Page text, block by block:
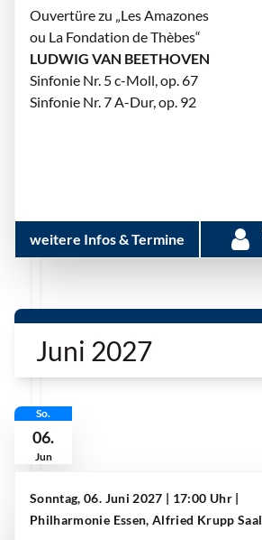
Ouvertüre zu „Les Amazones
ou La Fondation de Thèbes“
LUDWIG VAN BEETHOVEN
Sinfonie Nr. 5 c-Moll, op. 67
Sinfonie Nr. 7 A-Dur, op. 92
weitere Infos & Termine
Juni 2027
So.
06.
Jun
Sonntag, 06. Juni 2027 | 17:00 Uhr |
Philharmonie Essen, Alfried Krupp Saal